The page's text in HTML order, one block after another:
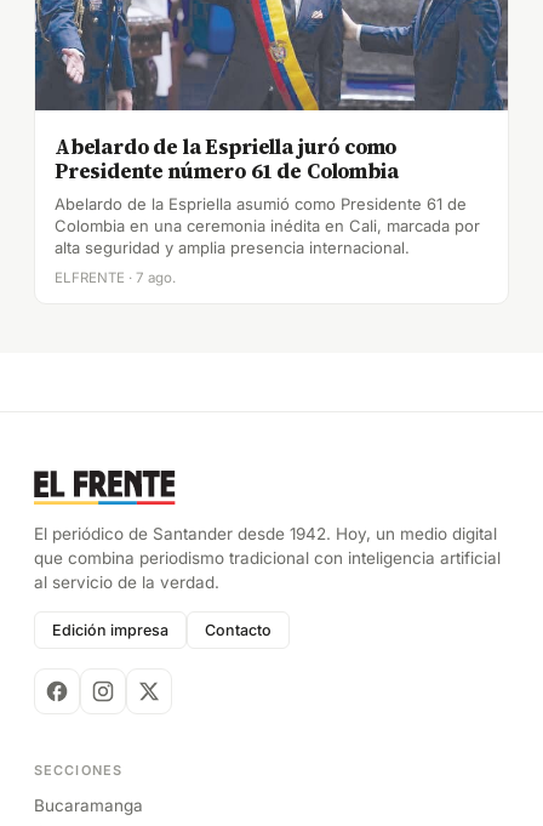
Abelardo de la Espriella juró como
Presidente número 61 de Colombia
Abelardo de la Espriella asumió como Presidente 61 de
Colombia en una ceremonia inédita en Cali, marcada por
alta seguridad y amplia presencia internacional.
ELFRENTE · 7 ago.
El periódico de Santander desde 1942. Hoy, un medio digital
que combina periodismo tradicional con inteligencia artificial
al servicio de la verdad.
Edición impresa Contacto
SECCIONES
Bucaramanga